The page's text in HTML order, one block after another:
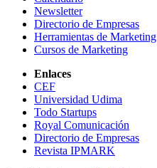
Newsletter
Directorio de Empresas
Herramientas de Marketing
Cursos de Marketing
Enlaces
CEF
Universidad Udima
Todo Startups
Royal Comunicación
Directorio de Empresas
Revista IPMARK